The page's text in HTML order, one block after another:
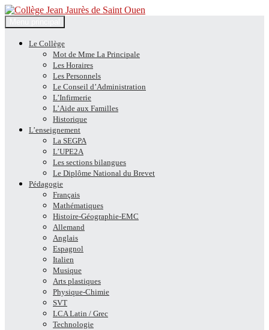
Collège Jean Jaurès de Saint
Ouen
Recherche
au
contenu
Le Collège
Mot de Mme La Principale
Les Horaires
Les Personnels
Le Conseil d’Administration
L’Infirmerie
L’Aide aux Familles
Historique
L’enseignement
La SEGPA
L’UPE2A
Les sections bilangues
Le Diplôme National du Brevet
Pédagogie
Français
Mathématiques
Histoire-Géographie-EMC
Allemand
Anglais
Espagnol
Italien
Musique
Arts plastiques
Physique-Chimie
SVT
LCA Latin / Grec
Technologie